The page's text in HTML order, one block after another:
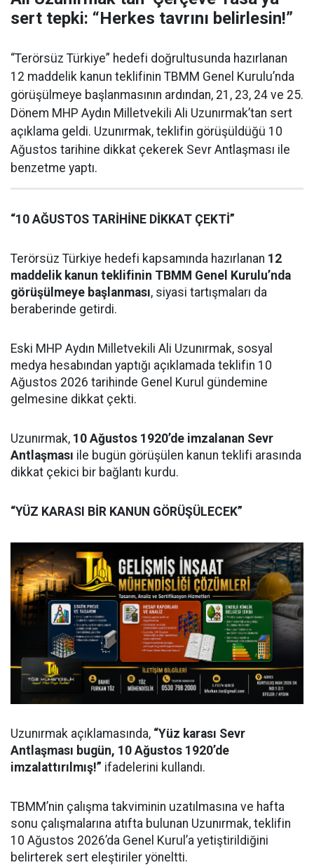
sert tepki: “Herkes tavrını belirlesin!”
“Terörsüz Türkiye” hedefi doğrultusunda hazırlanan
12 maddelik kanun teklifinin TBMM Genel Kurulu’nda
görüşülmeye başlanmasının ardından, 21, 23, 24 ve 25.
Dönem MHP Aydın Milletvekili Ali Uzunırmak’tan sert
açıklama geldi. Uzunırmak, teklifin görüşüldüğü 10
Ağustos tarihine dikkat çekerek Sevr Antlaşması ile
benzetme yaptı.
“10 AĞUSTOS TARİHİNE DİKKAT ÇEKTİ”
Terörsüz Türkiye hedefi kapsamında hazırlanan 12
maddelik kanun teklifinin TBMM Genel Kurulu’nda
görüşülmeye başlanması, siyasi tartışmaları da
beraberinde getirdi.
Eski MHP Aydın Milletvekili Ali Uzunırmak, sosyal
medya hesabından yaptığı açıklamada teklifin 10
Ağustos 2026 tarihinde Genel Kurul gündemine
gelmesine dikkat çekti.
Uzunırmak, 10 Ağustos 1920’de imzalanan Sevr
Antlaşması ile bugün görüşülen kanun teklifi arasında
dikkat çekici bir bağlantı kurdu.
“YÜZ KARASI BİR KANUN GÖRÜŞÜLECEK”
Uzunırmak açıklamasında, “Yüz karası Sevr
Antlaşması bugün, 10 Ağustos 1920’de
imzalattırılmış!” ifadelerini kullandı.
TBMM’nin çalışma takviminin uzatılmasına ve hafta
sonu çalışmalarına atıfta bulunan Uzunırmak, teklifin
10 Ağustos 2026’da Genel Kurul’a yetiştirildiğini
belirterek sert eleştiriler yöneltti.